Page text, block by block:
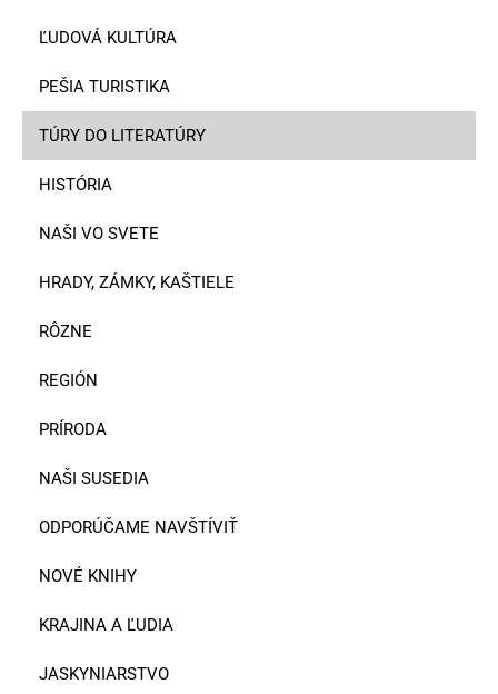
ĽUDOVÁ KULTÚRA
PEŠIA TURISTIKA
TÚRY DO LITERATÚRY
HISTÓRIA
NAŠI VO SVETE
HRADY, ZÁMKY, KAŠTIELE
RÔZNE
REGIÓN
PRÍRODA
NAŠI SUSEDIA
ODPORÚČAME NAVŠTÍVIŤ
NOVÉ KNIHY
KRAJINA A ĽUDIA
JASKYNIARSTVO